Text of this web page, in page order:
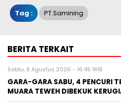
Tag : PT.samining
BERITA TERKAIT
Sabtu, 8 Agustus 2026 - 16:45 WIB
GARA-GARA SABU, 4 PENCURI
MUARA TEWEH DIBEKUK